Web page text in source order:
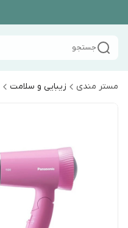
جستجو
مستر مندی زیبایی و سلامت